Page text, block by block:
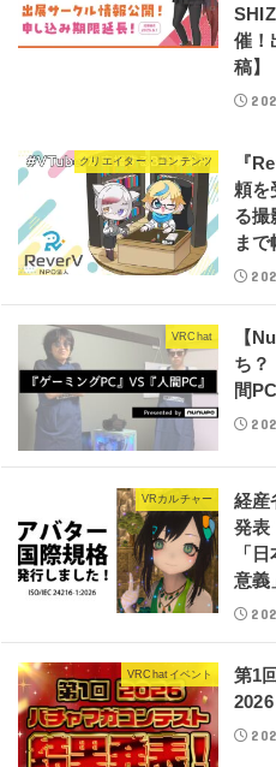
催！
稿】
クリエイター・コンテンツ
『
頼
る撮
まで
VRChat
【
ち
間
VRカルチャー
経産
発表
「
意義
VRChatイベント
第1